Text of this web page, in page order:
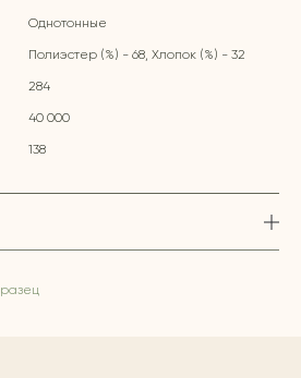
Однотонные
Полиэстер (%) - 68, Хлопок (%) - 32
284
40 000
138